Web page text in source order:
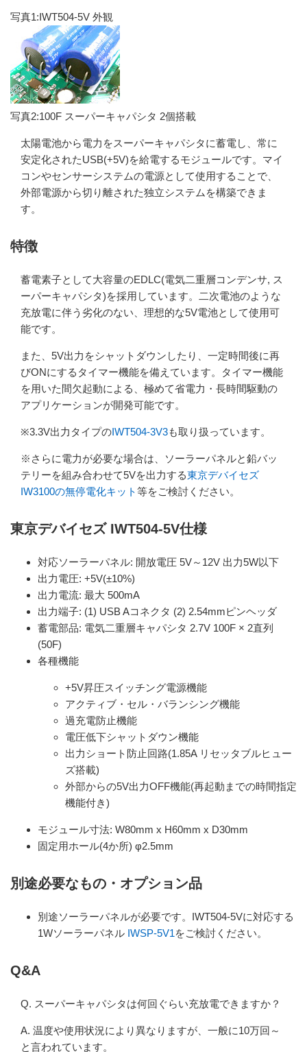
写真1:IWT504-5V 外観
写真2:100F スーパーキャパシタ 2個搭載
太陽電池から電力をスーパーキャパシタに蓄電し、常に
安定化されたUSB(+5V)を給電するモジュールです。マイ
コンやセンサーシステムの電源として使用することで、
外部電源から切り離された独立システムを構築できま
す。
特徴
蓄電素子として大容量のEDLC(電気二重層コンデンサ, ス
ーパーキャパシタ)を採用しています。二次電池のような
充放電に伴う劣化のない、理想的な5V電池として使用可
能です。
また、5V出力をシャットダウンしたり、一定時間後に再
びONにするタイマー機能を備えています。タイマー機能
を用いた間欠起動による、極めて省電力・長時間駆動の
アプリケーションが開発可能です。
※3.3V出力タイプのIWT504-3V3も取り扱っています。
※さらに電力が必要な場合は、ソーラーパネルと鉛バッ
テリーを組み合わせて5Vを出力する東京デバイセズ
IW3100の無停電化キット等をご検討ください。
東京デバイセズ IWT504-5V仕様
対応ソーラーパネル: 開放電圧 5V～12V 出力5W以下
出力電圧: +5V(±10%)
出力電流: 最大 500mA
出力端子: (1) USB Aコネクタ (2) 2.54mmピンヘッダ
蓄電部品: 電気二重層キャパシタ 2.7V 100F × 2直列
(50F)
各種機能
+5V昇圧スイッチング電源機能
アクティブ・セル・バランシング機能
過充電防止機能
電圧低下シャットダウン機能
出力ショート防止回路(1.85A リセッタブルヒュー
ズ搭載)
外部からの5V出力OFF機能(再起動までの時間指定
機能付き)
モジュール寸法: W80mm x H60mm x D30mm
固定用ホール(4か所) φ2.5mm
別途必要なもの・オプション品
別途ソーラーパネルが必要です。IWT504-5Vに対応する
1Wソーラーパネル IWSP-5V1をご検討ください。
Q&A
Q. スーパーキャパシタは何回ぐらい充放電できますか？
A. 温度や使用状況により異なりますが、一般に10万回～
と言われています。